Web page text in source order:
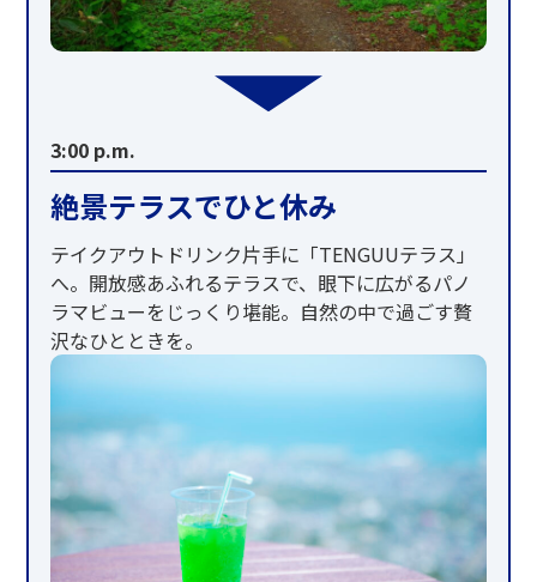
3:00 p.m.
絶景テラスでひと休み
テイクアウトドリンク片手に「TENGUUテラス」
へ。開放感あふれるテラスで、眼下に広がるパノ
ラマビューをじっくり堪能。自然の中で過ごす贅
沢なひとときを。